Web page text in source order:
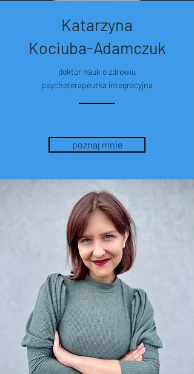
Katarzyna
Kociuba-Adamczuk
doktor nauk o zdrowiu
psychoterapeutka integracyjna
poznaj mnie